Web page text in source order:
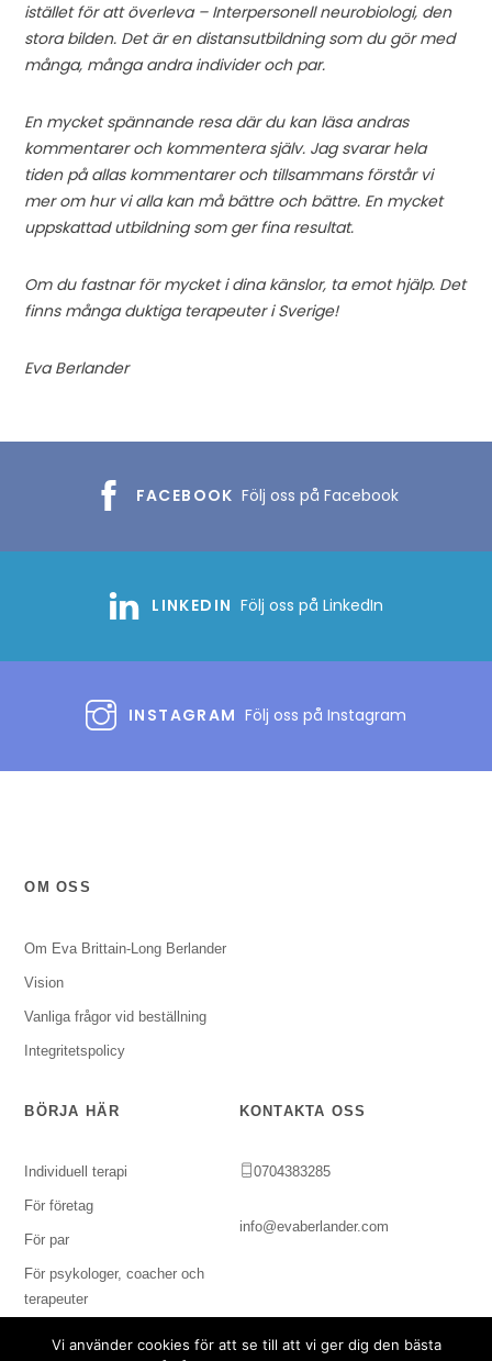
istället för att överleva – Interpersonell neurobiologi, den
stora bilden. Det är en distansutbildning som du gör med
många, många andra individer och par.
En mycket spännande resa där du kan läsa andras
kommentarer och kommentera själv. Jag svarar hela
tiden på allas kommentarer och tillsammans förstår vi
mer om hur vi alla kan må bättre och bättre. En mycket
uppskattad utbildning som ger fina resultat.
Om du fastnar för mycket i dina känslor, ta emot hjälp. Det
finns många duktiga terapeuter i Sverige!
Eva Berlander
FACEBOOK Följ oss på Facebook
LINKEDIN Följ oss på LinkedIn
INSTAGRAM Följ oss på Instagram
OM OSS
Om Eva Brittain-Long Berlander
Vision
Vanliga frågor vid beställning
Integritetspolicy
BÖRJA HÄR
Individuell terapi
För företag
För par
För psykologer, coacher och
terapeuter
KONTAKTA OSS
0704383285
info@evaberlander.com
Vi använder cookies för att se till att vi ger dig den bästa